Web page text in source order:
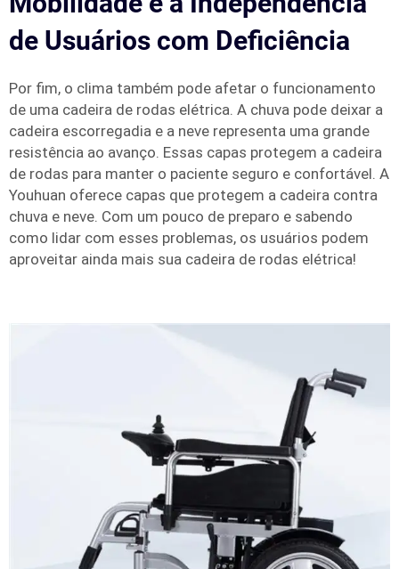
de Usuários com Deficiência
Por fim, o clima também pode afetar o funcionamento
de uma cadeira de rodas elétrica. A chuva pode deixar a
cadeira escorregadia e a neve representa uma grande
resistência ao avanço. Essas capas protegem a cadeira
de rodas para manter o paciente seguro e confortável. A
Youhuan oferece capas que protegem a cadeira contra
chuva e neve. Com um pouco de preparo e sabendo
como lidar com esses problemas, os usuários podem
aproveitar ainda mais sua cadeira de rodas elétrica!